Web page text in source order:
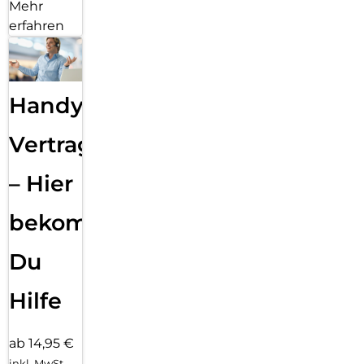
Mehr
erfahren
Handy
Vertragsabwicklung
– Hier
bekommst
Du
Hilfe
ab 14,95 €